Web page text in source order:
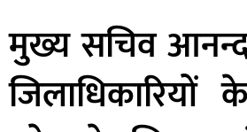
मुख्य सचिव आनन्द